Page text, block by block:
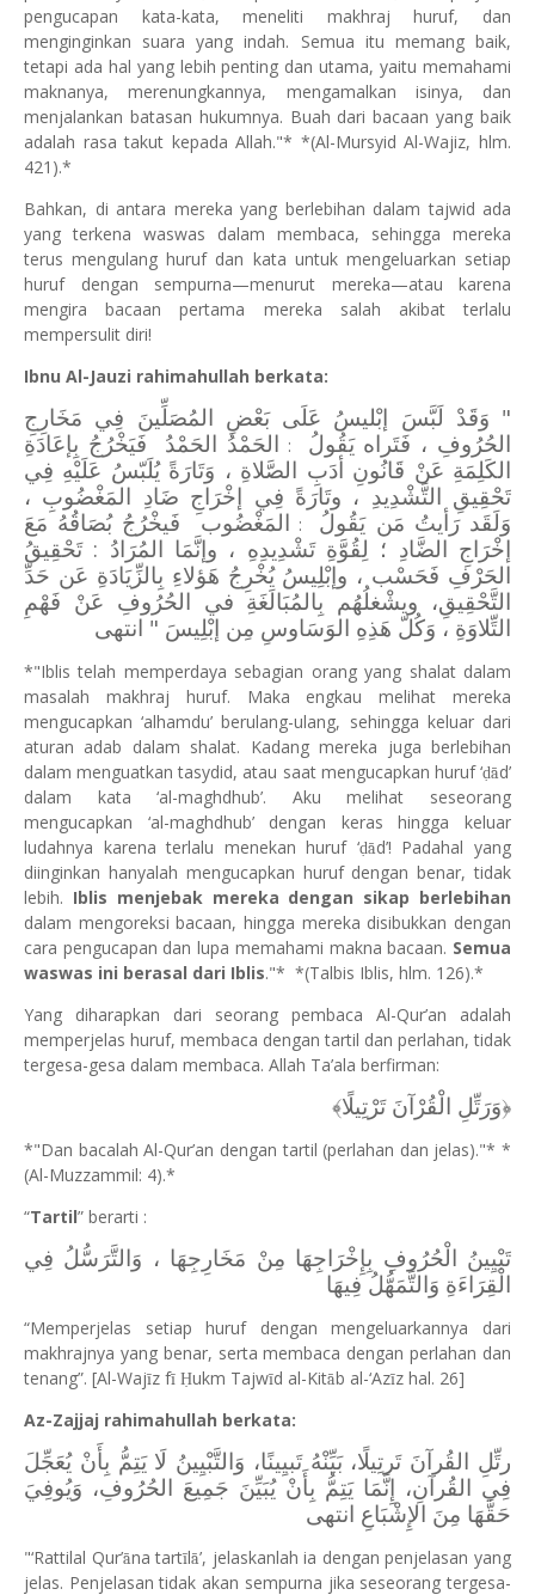
pengucapan kata-kata, meneliti makhraj huruf, dan
menginginkan suara yang indah. Semua itu memang baik,
tetapi ada hal yang lebih penting dan utama, yaitu memahami
maknanya, merenungkannya, mengamalkan isinya, dan
menjalankan batasan hukumnya. Buah dari bacaan yang baik
adalah rasa takut kepada Allah."* *(Al-Mursyid Al-Wajiz, hlm.
421).*
Bahkan, di antara mereka yang berlebihan dalam tajwid ada
yang terkena waswas dalam membaca, sehingga mereka
terus mengulang huruf dan kata untuk mengeluarkan setiap
huruf dengan sempurna—menurut mereka—atau karena
mengira bacaan pertama mereka salah akibat terlalu
mempersulit diri!
Ibnu Al-Jauzi rahimahullah berkata:
" وَقَدْ لَبَّسَ إبْليسُ عَلَى بَعْضِ المُصَلِّينَ فِي مَخَارِجِ
الحُرُوفِ ، فَتَراه يَقُولُ : الحَمْدُ الحَمْدُ فَيَخْرُجُ بِإعَادَةِ
الكَلِمَةِ عَنْ قَانُونِ أدَبِ الصَّلاةِ ، وَتَارَةً يُلَبّسُ عَلَيْهِ فِي
تَحْقِيقِ التَّشْدِيدِ ، وتَارَةً فِي إخْرَاجِ ضَادِ المَغْضُوبِ ،
وَلَقَد رَأيتُ مَن يَقُولُ : المَغْضُوب فَيخْرُجُ بُصَاقُهُ مَعَ
إخْرَاجِ الضَّادِ ؛ لِقُوَّةِ تَشْدِيدِهِ ، وإنَّمَا المُرَادُ : تَحْقِيقُ
الحَرْفِ فَحَسْب ، وإبْلِيسُ يُخْرِجُ هَؤلاءِ بِالزِّيَادَةِ عَن حَدِّ
التَّحْقِيقِ، ويشْغلُهُم بِالمُبَالَغَةِ في الحُرُوفِ عَنْ فَهْمِ
التِّلاوَةِ ، وَكُلّ هَذِهِ الوَسَاوسِ مِن إبْلِيسَ " انتهى
*"Iblis telah memperdaya sebagian orang yang shalat dalam
masalah makhraj huruf. Maka engkau melihat mereka
mengucapkan ‘alhamdu’ berulang-ulang, sehingga keluar dari
aturan adab dalam shalat. Kadang mereka juga berlebihan
dalam menguatkan tasydid, atau saat mengucapkan huruf ‘ḍād’
dalam kata ‘al-maghdhub’. Aku melihat seseorang
mengucapkan ‘al-maghdhub’ dengan keras hingga keluar
ludahnya karena terlalu menekan huruf ‘ḍād’! Padahal yang
diinginkan hanyalah mengucapkan huruf dengan benar, tidak
lebih. Iblis menjebak mereka dengan sikap berlebihan
dalam mengoreksi bacaan, hingga mereka disibukkan dengan
cara pengucapan dan lupa memahami makna bacaan. Semua
waswas ini berasal dari Iblis."* *(Talbis Iblis, hlm. 126).*
Yang diharapkan dari seorang pembaca Al-Qur’an adalah
memperjelas huruf, membaca dengan tartil dan perlahan, tidak
tergesa-gesa dalam membaca. Allah Ta’ala berfirman:
﴿وَرَتِّلِ الْقُرْآنَ تَرْتِيلًا﴾
*"Dan bacalah Al-Qur’an dengan tartil (perlahan dan jelas)."* *
(Al-Muzzammil: 4).*
“Tartil” berarti :
تَبْيِينُ الْحُرُوفِ بِإِخْرَاجِهَا مِنْ مَخَارِجِهَا ، وَالتَّرَسُّلُ فِي
الْقِرَاءَةِ وَالتَّمَهُّلُ فِيهَا
“Memperjelas setiap huruf dengan mengeluarkannya dari
makhrajnya yang benar, serta membaca dengan perlahan dan
tenang”. [Al-Wajīz fī Ḥukm Tajwīd al-Kitāb al-‘Azīz hal. 26]
Az-Zajjaj rahimahullah berkata:
رتِّلِ القُرآنَ تَرتِيلًا، بَيِّنْهُ تَبيِينًا، وَالتَّبْيِينُ لَا يَتِمُّ بِأَنْ يُعَجِّلَ
فِي القُرآنِ، إِنَّمَا يَتِمُّ بِأَنْ يُبَيِّنَ جَمِيعَ الحُرُوفِ، وَيُوفِيَ
حَقَّهَا مِنَ الإِشْبَاعِ انتهى
"‘Rattilal Qur’āna tartīlā’, jelaskanlah ia dengan penjelasan yang
jelas. Penjelasan tidak akan sempurna jika seseorang tergesa-